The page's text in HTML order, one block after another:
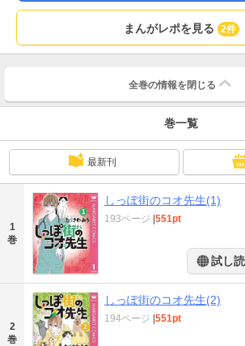
まんがレポを見る 2件
全巻の情報を 閉じる
巻一覧
最新刊
1
巻
しっぽ街のコオ先生(1)
193ページ |551pt
試し
2
巻
しっぽ街のコオ先生(2)
194ページ |551pt